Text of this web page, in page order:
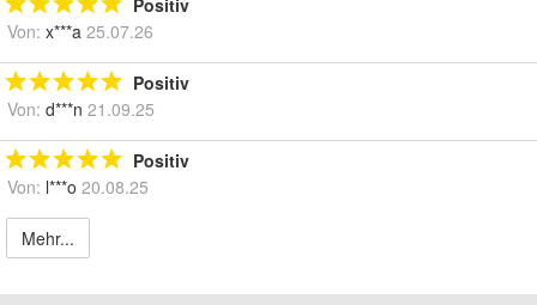
Von: x***a 25.07.26
Positiv
Von: d***n 21.09.25
Positiv
Von: l***o 20.08.25
Mehr...